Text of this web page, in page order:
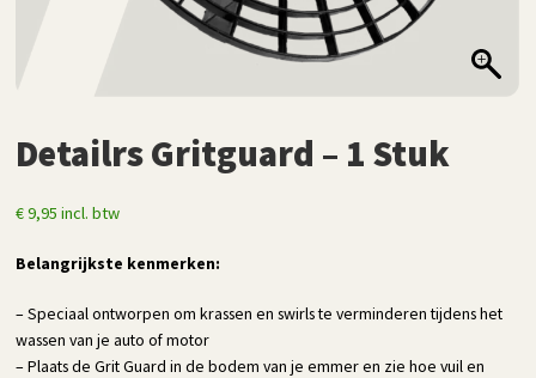
Detailrs Gritguard – 1 Stuk
€9,95 incl. btw
Belangrijkste kenmerken:
– Speciaal ontworpen om krassen en swirls te verminderen tijdens het
wassen van je auto of motor
– Plaats de Grit Guard in de bodem van je emmer en zie hoe vuil en